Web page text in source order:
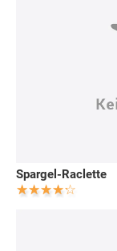
Spargel-Raclette